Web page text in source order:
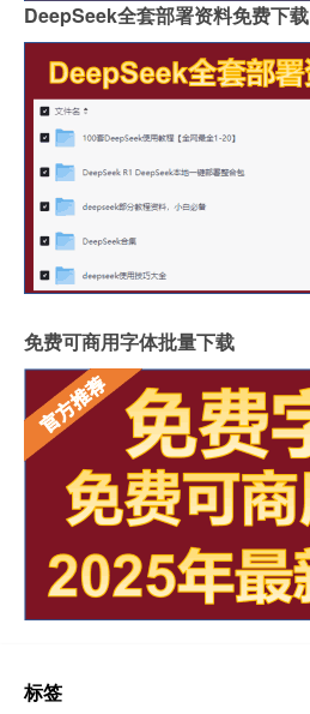
DeepSeek全套部署资料免费下载
免费可商用字体批量下载
标签